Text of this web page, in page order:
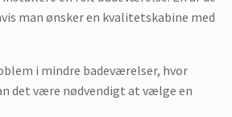
man ønsker en kvalitetskabine med
i mindre badeværelser, hvor
det være nødvendigt at vælge en